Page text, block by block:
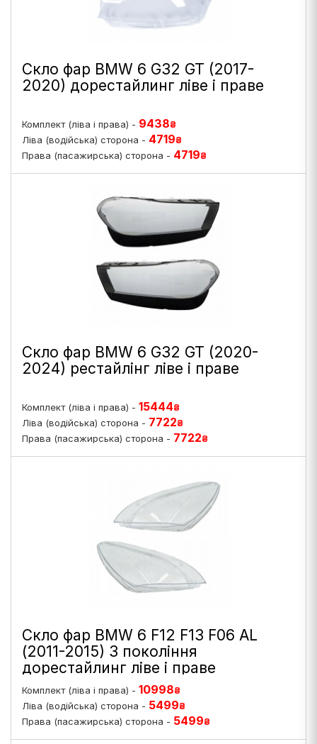
Скло фар BMW 6 G32 GT (2017-
2020) дорестайлинг ліве і праве
Комплект (ліва і права) - 9438₴
Ліва (водійська) сторона - 4719₴
Права (пасажирська) сторона - 4719₴
Скло фар BMW 6 G32 GT (2020-
2024) рестайлінг ліве і праве
Комплект (ліва і права) - 15444₴
Ліва (водійська) сторона - 7722₴
Права (пасажирська) сторона - 7722₴
Скло фар BMW 6 F12 F13 F06 AL
(2011-2015) 3 покоління
дорестайлинг ліве і праве
Комплект (ліва і права) - 10998₴
Ліва (водійська) сторона - 5499₴
Права (пасажирська) сторона - 5499₴